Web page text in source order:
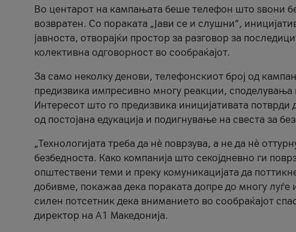
Во центарот на кампањата беше телефон што ѕвони
возвратен. Со пораката „Јави се и слушни“,
јавноста, отворајќи простор за разговор за
колективна одговорност во сообраќајот.
За само неколку денови, телефонскиот број од
предизвика импресивно многу реакции,
Интересот што го предизвика иницијативата потврди
од постојана едукација и подигнување на свеста за
„Технологијата треба да нè поврзува, а не да нè
безбедноста. Како компанија што секојдневно ги
општествени теми и преку комуникацијата да
добивме, покажаа дека пораката допре до многу
силен потсетник дека вниманието во сообраќајот
директор на А1 Македонија.